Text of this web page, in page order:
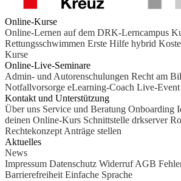
Online-Kurse
Online-Lernen auf dem DRK-Lerncampus
Rettungsschwimmen Erste Hilfe hybrid
Kurse
Online-Live-Seminare
Admin- und Autorenschulungen Recht am
Notfallvorsorge eLearning-Coach Live-Event
Kontakt und Unterstützung
Über uns Service und Beratung Onboarding
deinen Online-Kurs Schnittstelle drkserver
Rechtekonzept Anträge stellen
Aktuelles
News
Impressum Datenschutz Widerruf AGB
Barrierefreiheit Einfache Sprache